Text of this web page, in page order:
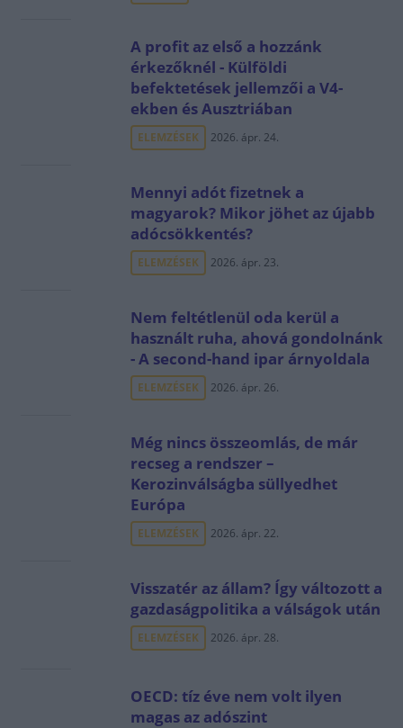
A profit az első a hozzánk
érkezőknél - Külföldi
befektetések jellemzői a V4-
ekben és Ausztriában
ELEMZÉSEK 2026. ápr. 24.
Mennyi adót fizetnek a
magyarok? Mikor jöhet az újabb
adócsökkentés?
ELEMZÉSEK 2026. ápr. 23.
Nem feltétlenül oda kerül a
használt ruha, ahová gondolnánk
- A second-hand ipar árnyoldala
ELEMZÉSEK 2026. ápr. 26.
Még nincs összeomlás, de már
recseg a rendszer –
Kerozinválságba süllyedhet
Európa
ELEMZÉSEK 2026. ápr. 22.
Visszatér az állam? Így változott a
gazdaságpolitika a válságok után
ELEMZÉSEK 2026. ápr. 28.
OECD: tíz éve nem volt ilyen
magas az adószint